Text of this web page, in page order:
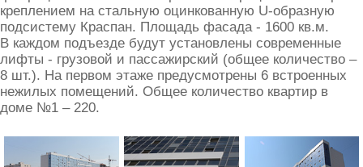
креплением на стальную оцинкованную U-образную
подсистему Краспан. Площадь фасада - 1600 кв.м.
В каждом подъезде будут установлены современные
лифты - грузовой и пассажирский (общее количество –
8 шт.). На первом этаже предусмотрены 6 встроенных
нежилых помещений. Общее количество квартир в
доме №1 – 220.